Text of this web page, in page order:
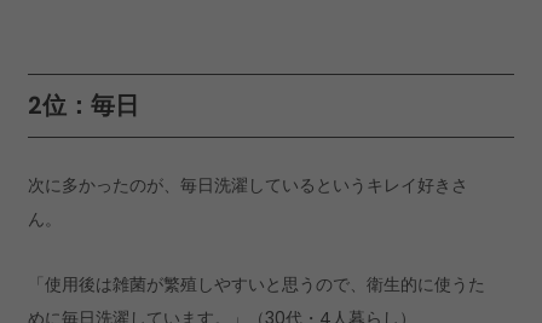
2位：毎日
次に多かったのが、毎日洗濯しているというキレイ好きさ
ん。
「使用後は雑菌が繁殖しやすいと思うので、衛生的に使うた
めに毎日洗濯しています。」（30代・4人暮らし）